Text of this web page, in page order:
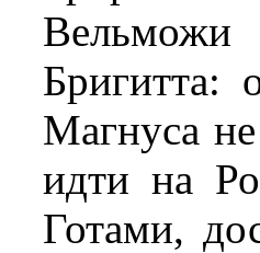
Вельможи
Бригитта:
Магнуса
идти на
Готами,